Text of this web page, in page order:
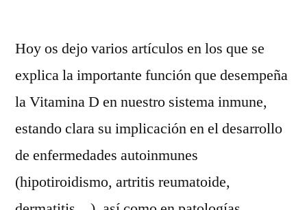
Hoy os dejo varios artículos en los que se
explica la importante función que desempeña
la Vitamina D en nuestro sistema inmune,
estando clara su implicación en el desarrollo
de enfermedades autoinmunes
(hipotiroidismo, artritis reumatoide,